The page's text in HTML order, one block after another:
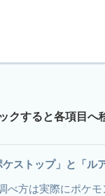
クすると各項目へ
ストップ」と「ル
べ方は実際にポケ